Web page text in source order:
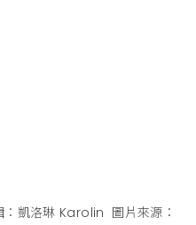
：凱洛琳 Karolin 圖片來源：